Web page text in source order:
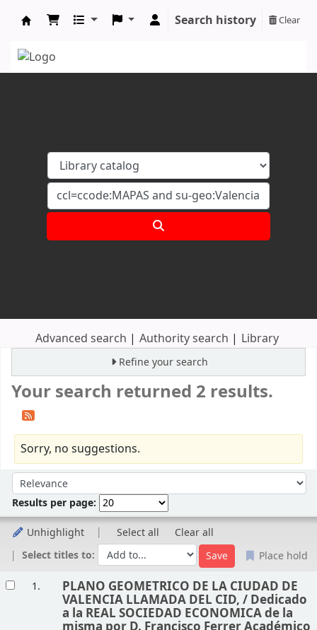
Search history Clear
Advanced search Authority search Library
Refine your search
Your search returned 2 results.
Sorry, no suggestions.
Sort by:
Results per page:
Unhighlight Select all
Clear all
Select titles to:
Place hold
1. PLANO GEOMETRICO DE LA CIUDAD DE
VALENCIA LLAMADA DEL CID, / Dedicado
a la REAL SOCIEDAD ECONOMICA de la